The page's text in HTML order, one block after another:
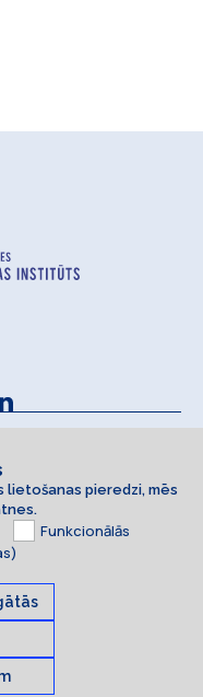
lietošanas pieredzi, mēs
Funkcionālās